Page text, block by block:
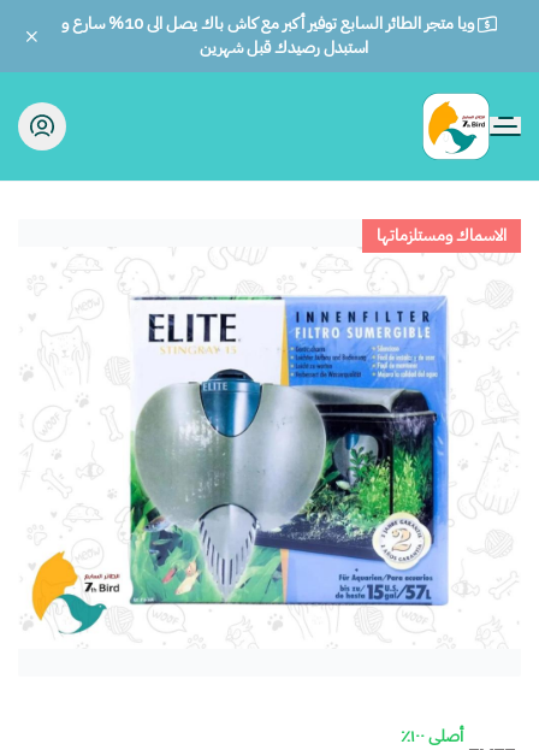
ويا متجر الطائر السابع توفير أكبر مع كاش باك يصل الى 10% سارع و
استبدل رصيدك قبل شهرين
الطائر السابع للحيوانات
الاسماك ومستلزماتها
أصلى ١٠٠٪